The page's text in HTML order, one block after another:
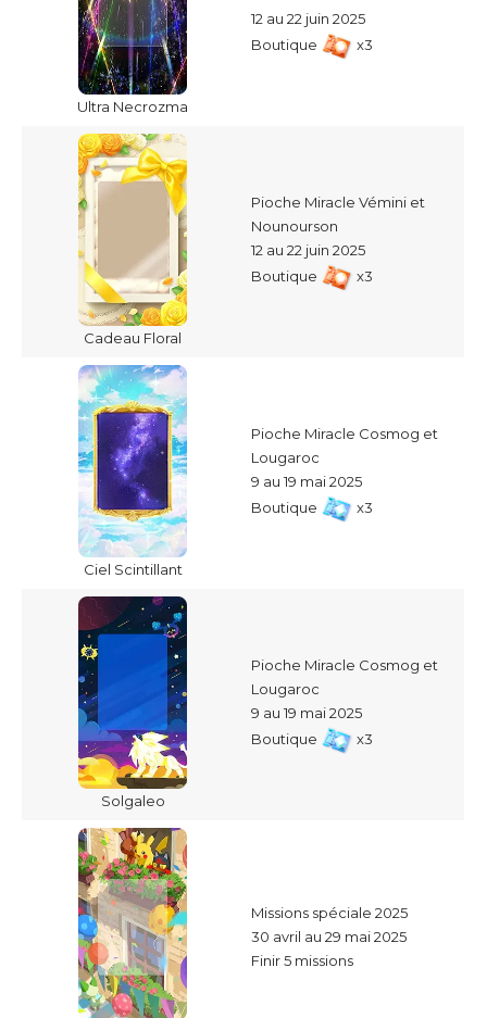
Ultra Necrozma
12 au 22 juin 2025
Boutique
x3
Cadeau Floral
Pioche Miracle Vémini et
Nounourson
12 au 22 juin 2025
Boutique
x3
Ciel Scintillant
Pioche Miracle Cosmog et
Lougaroc
9 au 19 mai 2025
Boutique
x3
Solgaleo
Pioche Miracle Cosmog et
Lougaroc
9 au 19 mai 2025
Boutique
x3
Missions spéciale 2025
30 avril au 29 mai 2025
Finir 5 missions